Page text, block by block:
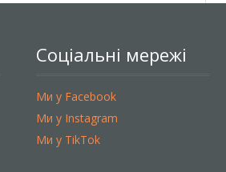
Соціальні мережі
Ми у Facebook
Ми у Instagram
Ми у TikTok